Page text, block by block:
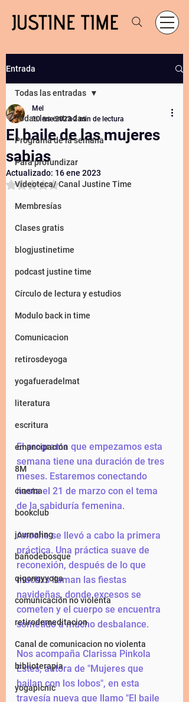
Entrada
Todas las entradas
Programa de la semana
Para profundizar
Videoteca/ Canal Justine Time
Membresías
Clases gratis
blogjustinetime
podcast justine time
Círculo de lectura y estudios
Modulo back in time
Comunicacion
retirosdeyoga
yogafueradelmat
literatura
escritura
emancipación
8M
cinema
bookclub
journaling
bañodebosque
qigongyyoga
comunicación no violenta
retirodemeditacion
Canal de comunicacion no violenta
biblioterapia
yogapicnic
Todas las entradas
El baile de las mujeres
sabias
Mel
10 ene 2023 2 min de lectura
Actualizado: 16 ene 2023
Obtuvo NaN de 5 estrellas.
El programa que empezamos esta
semana tiene una duración de tres
meses. Estaremos conectando
hasta el 21 de marzo con el tema
de la sabiduría femenina.
Anoche se llevó a cabo la primera
práctica. Una práctica suave de
reconexión, después de lo que
muchxs llaman las fiestas
navideñas, donde excesos se
cometen y el cuerpo se encuentra
sometido a mucho desbalance.
Nos acompaña Clarissa Pinkola
Estés, autora de "Mujeres que
bailan con los lobos", en esta
travesía nueva que llamo "El baile